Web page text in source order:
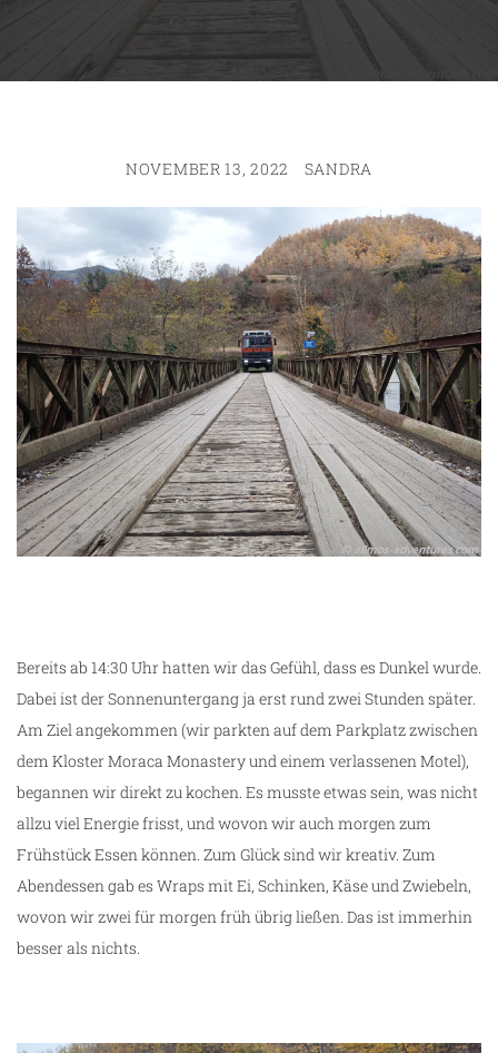
NOVEMBER 13, 2022 SANDRA
Bereits ab 14:30 Uhr hatten wir das Gefühl, dass es Dunkel wurde.
Dabei ist der Sonnenuntergang ja erst rund zwei Stunden später.
Am Ziel angekommen (wir parkten auf dem Parkplatz zwischen
dem Kloster Moraca Monastery und einem verlassenen Motel),
begannen wir direkt zu kochen. Es musste etwas sein, was nicht
allzu viel Energie frisst, und wovon wir auch morgen zum
Frühstück Essen können. Zum Glück sind wir kreativ. Zum
Abendessen gab es Wraps mit Ei, Schinken, Käse und Zwiebeln,
wovon wir zwei für morgen früh übrig ließen. Das ist immerhin
besser als nichts.